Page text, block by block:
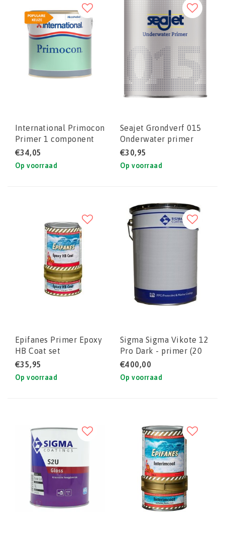
International Primocon
Primer 1 component
primer
€34,05
Op voorraad
Seajet Grondverf 015
Onderwater primer
€30,95
Op voorraad
Epifanes Primer Epoxy
HB Coat set
€35,95
Op voorraad
Sigma Sigma Vikote 12
Pro Dark - primer (20
liter)
€400,00
Op voorraad